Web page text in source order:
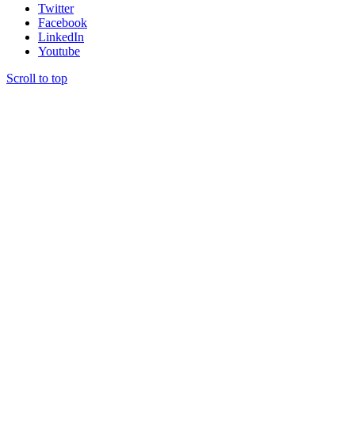
Twitter
Facebook
LinkedIn
Youtube
Scroll to top